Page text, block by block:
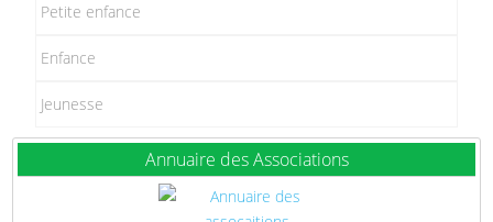
Petite enfance
Enfance
Jeunesse
Annuaire des Associations